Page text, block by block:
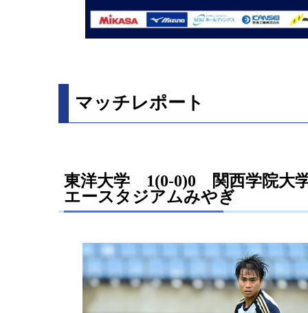
マッチレポート
東洋大学 1(0-0)0 関西学院大
エースタジアムみやぎ